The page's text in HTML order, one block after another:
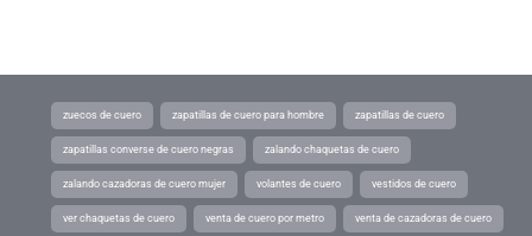
zuecos de cuero zapatillas de cuero para hombre zapatillas de cuero
zapatillas converse de cuero negras zalando chaquetas de cuero
zalando cazadoras de cuero mujer volantes de cuero vestidos de cuero
ver chaquetas de cuero venta de cuero por metro venta de cazadoras de cuero